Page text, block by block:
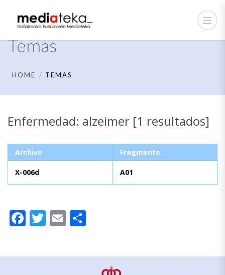
Temas
HOME TEMAS
Enfermedad: alzeimer [1 resultados]
Archivo Fragmento
X-006d A01
Facebook
Twitter
Email